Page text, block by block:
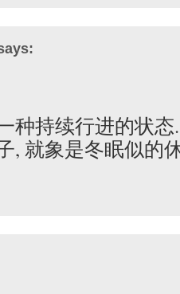
种持续行进的状态.
, 就象是冬眠似的